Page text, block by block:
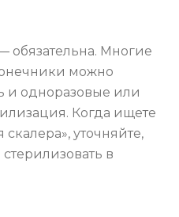
обязательна. Многие
можно
и одноразовые или
Когда ищете
уточняйте,
в